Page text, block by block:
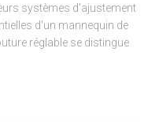
systèmes d'ajustement
d'un mannequin de
réglable se distingue